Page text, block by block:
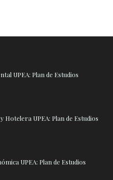
UPEA: Plan de Estudios
Hotelera UPEA: Plan de Estudios
UPEA: Plan de Estudios